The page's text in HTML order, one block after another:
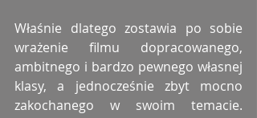
Właśnie dlatego zostawia po sobie
wrażenie filmu dopracowanego,
ambitnego i bardzo pewnego własnej
klasy, a jednocześnie zbyt mocno
zakochanego w swoim temacie.